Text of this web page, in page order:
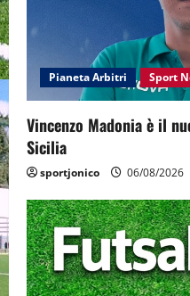
t
i
o
n
Pianeta Arbitri Sport
Vincenzo Madonia è il
Sicilia
sportjonico 06/08/2026